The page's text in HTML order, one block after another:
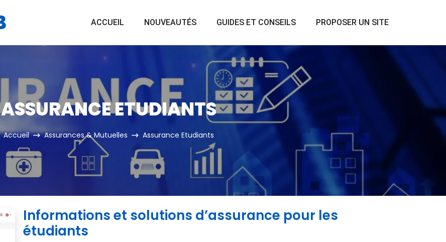
ACCUEIL NOUVEAUTÉS GUIDES ET CONSEILS PROPOSER UN SITE
ASSURANCE ETUDIANTS
Accueil Assurances & Mutuelles Assurance Etudiants
Informations et solutions d’assurance pour les
étudiants